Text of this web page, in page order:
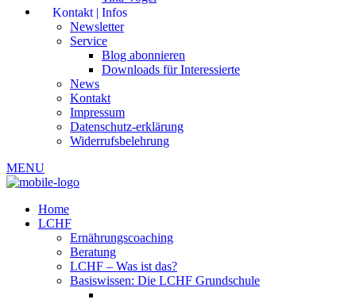
Kontakt | Infos
Newsletter
Service
Blog abonnieren
Downloads für Interessierte
News
Kontakt
Impressum
Datenschutz-erklärung
Widerrufsbelehrung
MENU
Home
LCHF
Ernährungscoaching
Beratung
LCHF – Was ist das?
Basiswissen: Die LCHF Grundschule